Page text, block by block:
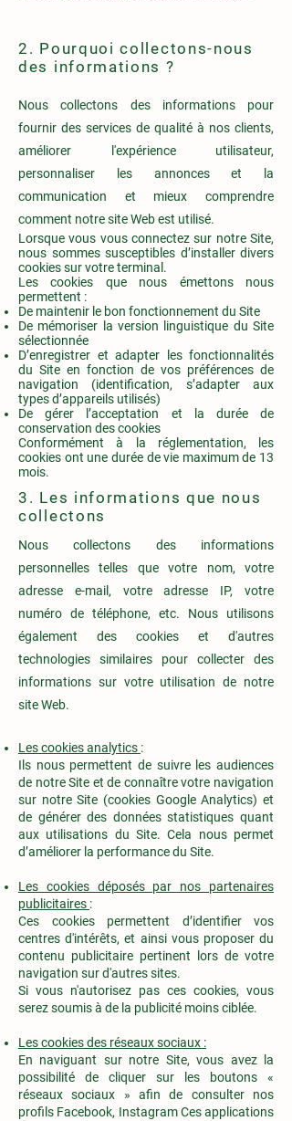
2. Pourquoi collectons-nous
des informations ?
Nous collectons des informations pour
fournir des services de qualité à nos clients,
améliorer l'expérience utilisateur,
personnaliser les annonces et la
communication et mieux comprendre
comment notre site Web est utilisé.
Lorsque vous vous connectez sur notre Site,
nous sommes susceptibles d’installer divers
cookies sur votre terminal.
Les cookies que nous émettons nous
permettent :
De maintenir le bon fonctionnement du Site
De mémoriser la version linguistique du Site
sélectionnée
D’enregistrer et adapter les fonctionnalités
du Site en fonction de vos préférences de
navigation (identification, s’adapter aux
types d’appareils utilisés)
De gérer l’acceptation et la durée de
conservation des cookies
Conformément à la réglementation, les
cookies ont une durée de vie maximum de 13
mois.
3. Les informations que nous
collectons
Nous collectons des informations
personnelles telles que votre nom, votre
adresse e-mail, votre adresse IP, votre
numéro de téléphone, etc. Nous utilisons
également des cookies et d'autres
technologies similaires pour collecter des
informations sur votre utilisation de notre
site Web.
Les cookies analytics :
Ils nous permettent de suivre les audiences
de notre Site et de connaître votre navigation
sur notre Site (cookies Google Analytics) et
de générer des données statistiques quant
aux utilisations du Site. Cela nous permet
d’améliorer la performance du Site.
Les cookies déposés par nos partenaires
publicitaires :
Ces cookies permettent d’identifier vos
centres d'intérêts, et ainsi vous proposer du
contenu publicitaire pertinent lors de votre
navigation sur d'autres sites.
Si vous n'autorisez pas ces cookies, vous
serez soumis à de la publicité moins ciblée.
Les cookies des réseaux sociaux :
En naviguant sur notre Site, vous avez la
possibilité de cliquer sur les boutons «
réseaux sociaux » afin de consulter nos
profils Facebook, Instagram Ces applications